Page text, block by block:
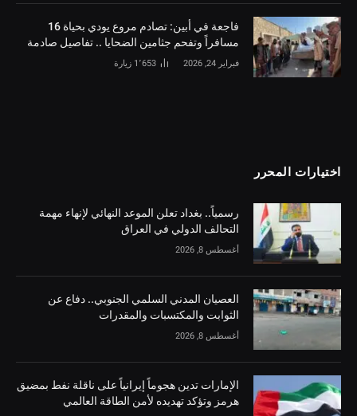
فاجعة في أبين: تصادم مروع يودي بحياة 16
مسافراً وتفحم جثامين الضحايا .. تفاصيل صادمة
فبراير 24, 2026 1٬653 زيارة
اختيارات المحرر
رسمياً.. بغداد تعلن الموعد النهائي لإنهاء مهمة
التحالف الدولي في العراق
أغسطس 8, 2026
العصيان المدني السلمي الجنوبي.. دفاع عن
الثوابت والمكتسبات والمقدرات
أغسطس 8, 2026
الإمارات تدين هجوماً إيرانياً على ناقلة نفط بمضيق
هرمز وتؤكد تهديده لأمن الطاقة العالمي